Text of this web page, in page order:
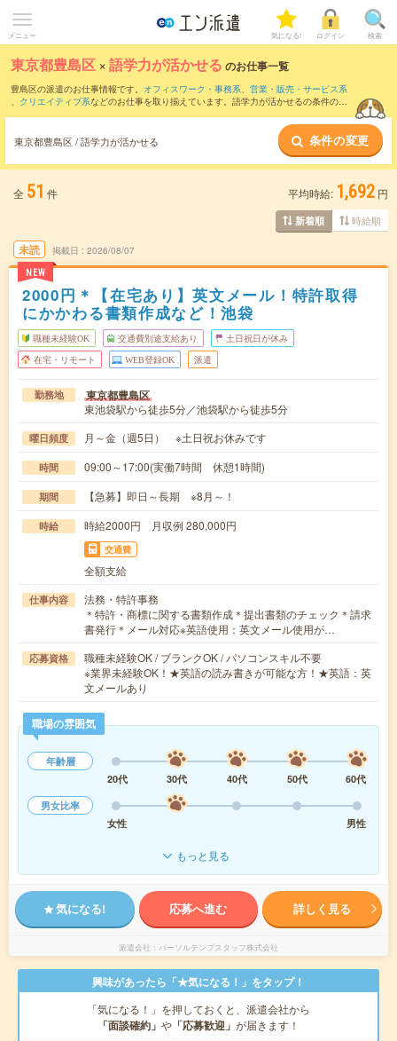
メニュー 気になる! ログイン 検索
東京都豊島区 ×語学力が活かせる のお仕事一覧
豊島区の派遣のお仕事情報です。 オフィスワーク・事務系、 営業・販売・サービス系
、 クリエイティブ系などのお仕事を取り揃えています。語学力が活かせるの条件の他
東京都豊島区 / 語学力が活かせる 条件の変更
全 51 件 平均時給: 1,692 円
新着順 時給順
未読
NEW
掲載日 2026/08/07
2000円＊【在宅あり】英文メール！特許取得
にかかわる書類作成など！池袋
職種未経験OK 交通費別途支給あり 土日祝日が休み
在宅・リモート WEB登録OK 派遣
勤務地 東京都豊島区
東池袋駅から徒歩5分／池袋駅から徒歩5分
曜日頻度 月～金（週5日） ※土日祝お休みです
時間 09:00～17:00(実働7時間 休憩1時間)
期間 【急募】即日～長期 ※8月～！
時給 時給2000円 月収例 280,000円
交通費
全額支給
仕事内容
法務・特許事務
＊特許・商標に関する書類作成＊提出書類のチェック＊請求
書発行＊メール対応※英語使用：英文メール使用が…
応募資格
職種未経験OK / ブランクOK / パソコンスキル不要
※業界未経験OK！★英語の読み書きが可能な方！★英語：英
文メールあり
職場の雰囲気
年齢層
20代
30代 40代 50代
60代
男女比率
女性
男性
もっと見る
気になる! 応募へ進む 詳しく見る
派遣会社 パーソルテンプスタッフ株式会社
興味があったら「★気になる！」をタップ！
「気になる！」を押しておくと、派遣会社から
「面談確約」 や 「応募歓迎」 が届きます！